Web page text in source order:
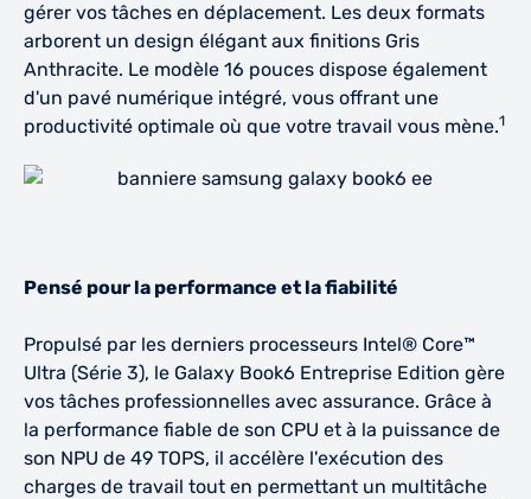
gérer vos tâches en déplacement. Les deux formats
arborent un design élégant aux finitions Gris
Anthracite. Le modèle 16 pouces dispose également
d'un pavé numérique intégré, vous offrant une
productivité optimale où que votre travail vous mène.1
Pensé pour la performance et la fiabilité
Propulsé par les derniers processeurs Intel® Core™
Ultra (Série 3), le Galaxy Book6 Entreprise Edition gère
vos tâches professionnelles avec assurance. Grâce à
la performance fiable de son CPU et à la puissance de
son NPU de 49 TOPS, il accélère l'exécution des
charges de travail tout en permettant un multitâche